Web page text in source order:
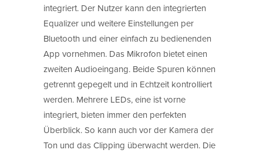
integriert. Der Nutzer kann den integrierten
Equalizer und weitere Einstellungen per
Bluetooth und einer einfach zu bedienenden
App vornehmen. Das Mikrofon bietet einen
zweiten Audioeingang. Beide Spuren können
getrennt gepegelt und in Echtzeit kontrolliert
werden. Mehrere LEDs, eine ist vorne
integriert, bieten immer den perfekten
Überblick. So kann auch vor der Kamera der
Ton und das Clipping überwacht werden. Die